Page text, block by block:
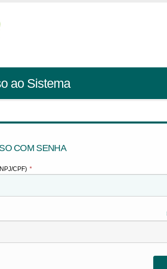
ao Sistema
COM SENHA
CPF) *